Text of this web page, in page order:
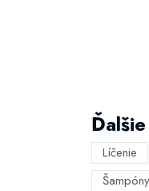
Líčenie
Šampóny